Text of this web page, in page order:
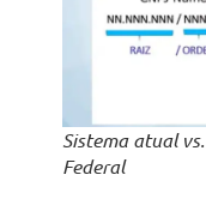
Sistema atual
Federal